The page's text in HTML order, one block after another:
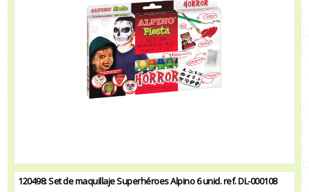
120498: Set de maquillaje Superhéroes Alpino 6 unid. ref. DL-000108